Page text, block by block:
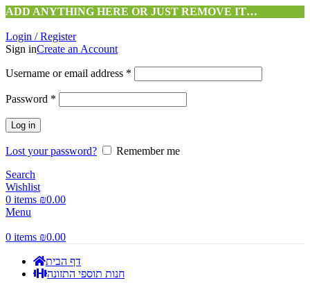
ADD ANYTHING HERE OR JUST REMOVE IT…
Login / Register
Sign inCreate an Account
Username or email address *
Password *
Log in
Lost your password?
Remember me
Search
Wishlist
0 items ₪0.00
Menu
0 items ₪0.00
דף הבית
חנות תוספי התזונה